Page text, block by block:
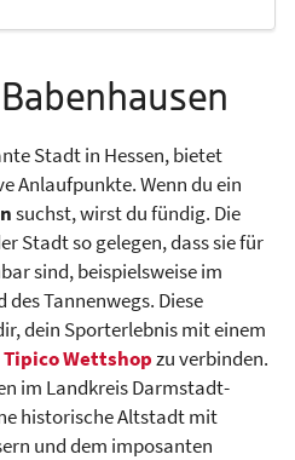
Stadt in Hessen, bietet
Anlaufpunkte. Wenn du ein
suchst, wirst du fündig. Die
Stadt so gelegen, dass sie für
sind, beispielsweise im
Tannenwegs. Diese
dein Sporterlebnis mit einem
Tipico Wettshopzu verbinden.
im Landkreis Darmstadt-
historische Altstadt mit
und dem imposanten